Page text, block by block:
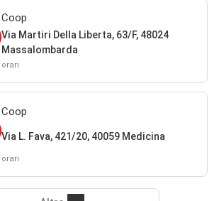
Coop
Via Martiri Della Liberta, 63/F, 48024
Massalombarda
orari
Coop
Via L. Fava, 421/20, 40059 Medicina
orari